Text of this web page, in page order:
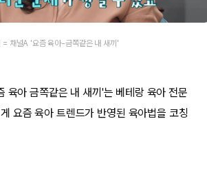
= 채널A '요즘 육아-금쪽같은 내 새끼'
육아 금쪽같은 내 새끼'는 베테랑 육아 전문
요즘 육아 트렌드가 반영된 육아법을 코칭